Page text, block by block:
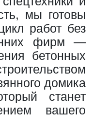
мы готовы
работ без
фирм —
бетонных
домика
станет
вашего